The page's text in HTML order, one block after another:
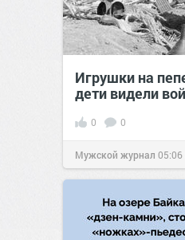
Игрушки на
дети видели
0 0
Мужской журнал 05:06